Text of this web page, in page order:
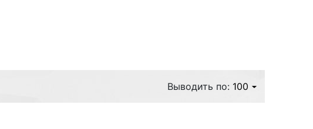
Выводить по: 100